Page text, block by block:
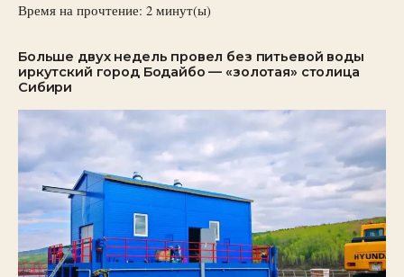
Время на прочтение: 2 минут(ы)
Больше двух недель провел без питьевой воды
иркутский город Бодайбо — «золотая» столица
Сибири